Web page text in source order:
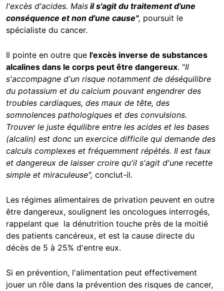
l'excès d'acides. Mais il s'agit du traitement d'une
conséquence et non d'une cause", poursuit le
spécialiste du cancer.
Il pointe en outre que l'excès inverse de substances
alcalines dans le corps peut être dangereux. "Il
s'accompagne d'un risque notamment de déséquilibre
du potassium et du calcium pouvant engendrer des
troubles cardiaques, des maux de tête, des
somnolences pathologiques et des convulsions.
Trouver le juste équilibre entre les acides et les bases
(alcalin) est donc un exercice difficile qui demande des
calculs complexes et fréquemment répétés. Il est faux
et dangereux de laisser croire qu'il s'agit d'une recette
simple et miraculeuse", conclut-il.
Les régimes alimentaires de privation peuvent en outre
être dangereux, soulignent les oncologues interrogés,
rappelant que la dénutrition touche près de la moitié
des patients cancéreux, et est la cause directe du
décès de 5 à 25% d'entre eux.
Si en prévention, l'alimentation peut effectivement
jouer un rôle dans la prévention des risques de cancer,